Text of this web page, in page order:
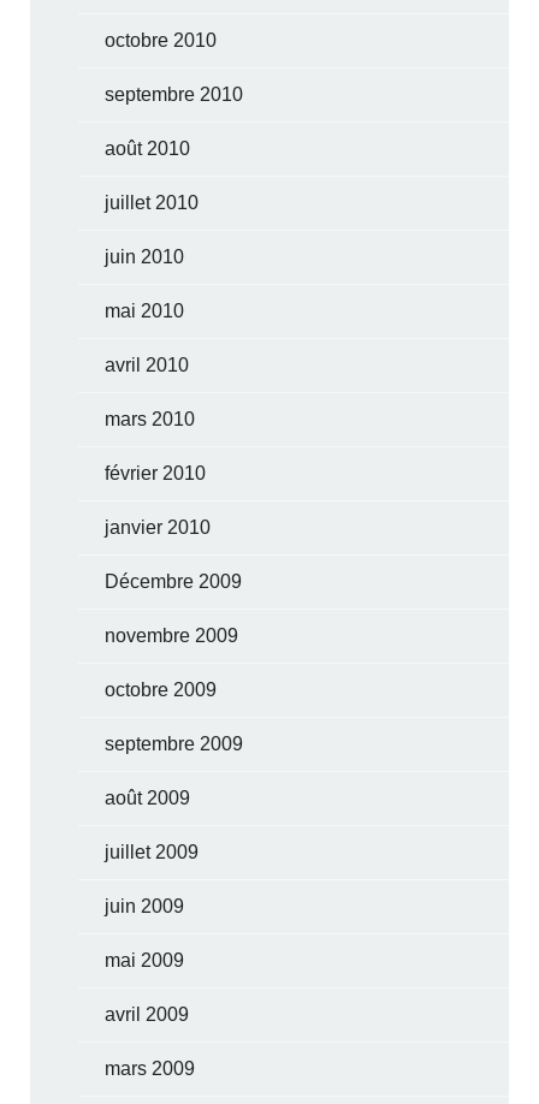
octobre 2010
septembre 2010
août 2010
juillet 2010
juin 2010
mai 2010
avril 2010
mars 2010
février 2010
janvier 2010
Décembre 2009
novembre 2009
octobre 2009
septembre 2009
août 2009
juillet 2009
juin 2009
mai 2009
avril 2009
mars 2009